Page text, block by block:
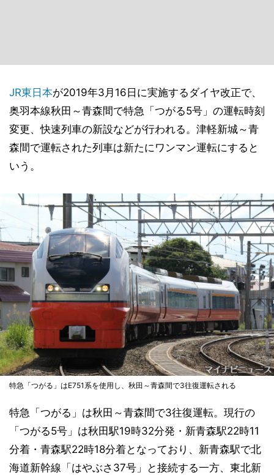
JR東日本が2019年3月16日に実施するダイヤ改正で、
奥羽本線秋田～青森間で特急「つがる5号」の運転時刻
変更、快速列車の新設などが行われる。津軽新城～青
森間で運転された列車は新たにワンマン運転にすると
いう。
特急「つがる」はE751系を使用し、秋田～青森間で3往復運転される
特急「つがる」は秋田～青森間で3往復運転。現行の
「つがる5号」は秋田駅19時32分発・新青森駅22時11
分着・青森駅22時18分着となっており、新青森駅で北
海道新幹線「はやぶさ37号」と接続する一方、東北新